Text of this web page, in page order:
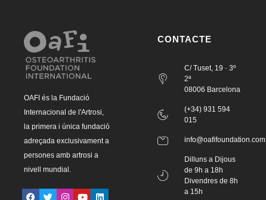
OAFI és la Fundació
Internacional de l'Artrosi,
la primera i única fundació
adreçada exclusivament a
persones amb artrosi a
nivell mundial.
CONTACTE
C/ Tuset, 19 · 3º
2ª
08006 Barcelona
(+34) 931 594
015
info@oafifoundation.com
Dilluns a Dijous
de 9h a 18h
Divendres de 8h
a 15h